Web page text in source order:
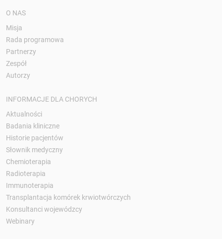
O NAS
Misja
Rada programowa
Partnerzy
Zespół
Autorzy
INFORMACJE DLA CHORYCH
Aktualności
Badania kliniczne
Historie pacjentów
Słownik medyczny
Chemioterapia
Radioterapia
Immunoterapia
Transplantacja komórek krwiotwórczych
Konsultanci wojewódzcy
Webinary